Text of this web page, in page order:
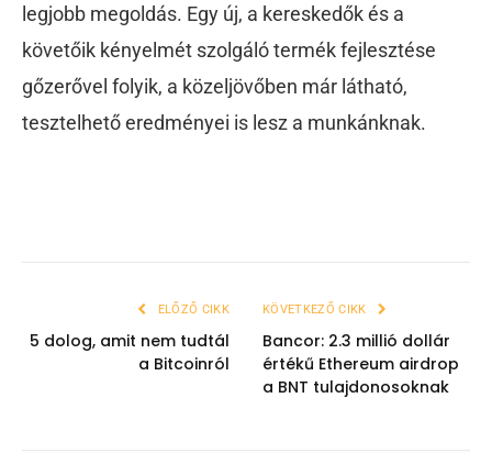
legjobb megoldás. Egy új, a kereskedők és a
követőik kényelmét szolgáló termék fejlesztése
gőzerővel folyik, a közeljövőben már látható,
tesztelhető eredményei is lesz a munkánknak.
ELŐZŐ CIKK
5 dolog, amit nem tudtál
a Bitcoinról
KÖVETKEZŐ CIKK
Bancor: 2.3 millió dollár
értékű Ethereum airdrop
a BNT tulajdonosoknak